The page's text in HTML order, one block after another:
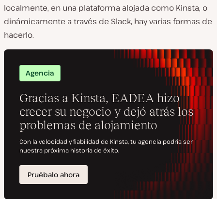
localmente, en una plataforma alojada como Kinsta, o
dinámicamente a través de Slack, hay varias formas de
hacerlo.